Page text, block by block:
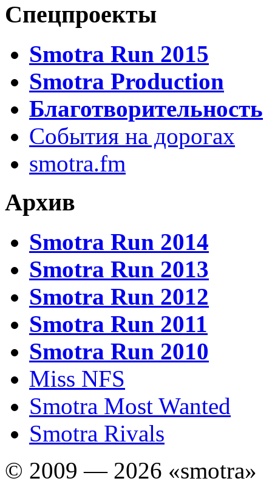
Спецпроекты
Smotra Run 2015
Smotra Production
Благотворительность
События на дорогах
smotra.fm
Архив
Smotra Run 2014
Smotra Run 2013
Smotra Run 2012
Smotra Run 2011
Smotra Run 2010
Miss NFS
Smotra Most Wanted
Smotra Rivals
© 2009 — 2026 «smotra»